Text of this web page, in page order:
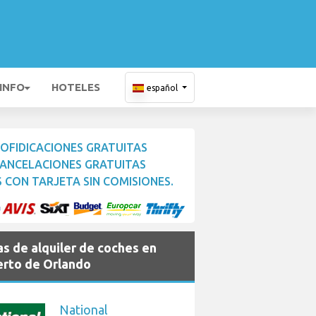
HOTELES español
GRATUITAS
GRATUITAS
CON TARJETA SIN COMISIONES.
de alquiler de coches en
de Orlando
National